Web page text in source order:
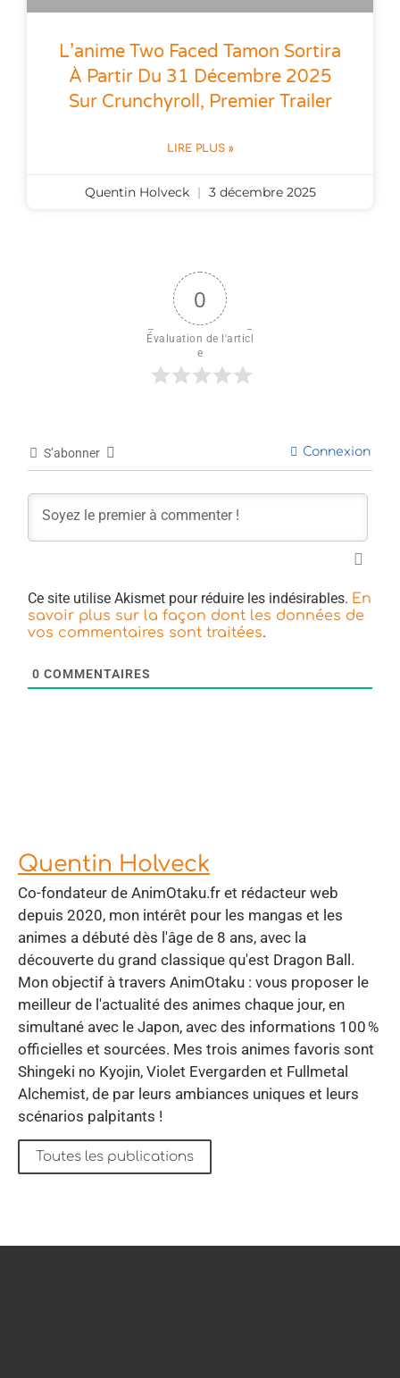
L’anime Two Faced Tamon Sortira
À Partir Du 31 Décembre 2025
Sur Crunchyroll, Premier Trailer
LIRE PLUS »
Quentin Holveck 3 décembre 2025
0
Évaluation de l'articl
e
S’abonner Connexion
Ce site utilise Akismet pour réduire les indésirables. En
savoir plus sur la façon dont les données de
vos commentaires sont traitées.
0 COMMENTAIRES
Quentin Holveck
Co-fondateur de AnimOtaku.fr et rédacteur web
depuis 2020, mon intérêt pour les mangas et les
animes a débuté dès l'âge de 8 ans, avec la
découverte du grand classique qu'est Dragon Ball.
Mon objectif à travers AnimOtaku : vous proposer le
meilleur de l'actualité des animes chaque jour, en
simultané avec le Japon, avec des informations 100 %
officielles et sourcées. Mes trois animes favoris sont
Shingeki no Kyojin, Violet Evergarden et Fullmetal
Alchemist, de par leurs ambiances uniques et leurs
scénarios palpitants !
Toutes les publications